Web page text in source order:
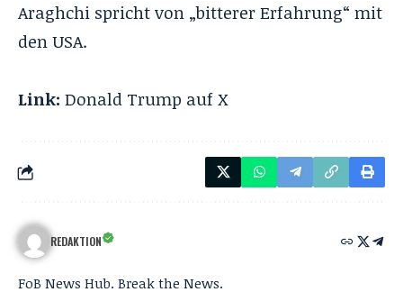
Araghchi spricht von „bitterer Erfahrung“ mit
den USA.
Link: Donald Trump auf X
REDAKTION
FoB News Hub. Break the News.